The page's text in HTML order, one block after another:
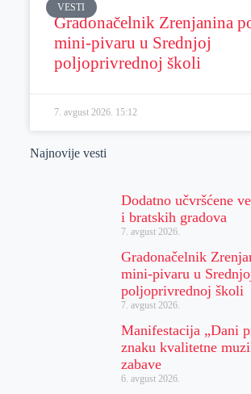
VESTI
Gradonačelnik Zrenjanina
mini-pivaru u Srednjoj
poljoprivrednoj školi
7. avgust 2026. 15:12
Najnovije vesti
Dodatno učvršćene
i bratskih gradova
7. avgust 2026.
Gradonačelnik
mini-pivaru u
poljoprivrednoj školi
7. avgust 2026.
Manifestacija „Dani
znaku kvalitetne
zabave
6. avgust 2026.